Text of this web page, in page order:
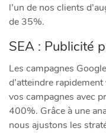
l’un de nos clients
de 35%.
SEA : Publicité
Les campagnes
d’atteindre
vos campagnes avec
400%. Grâce à une
nous ajustons les